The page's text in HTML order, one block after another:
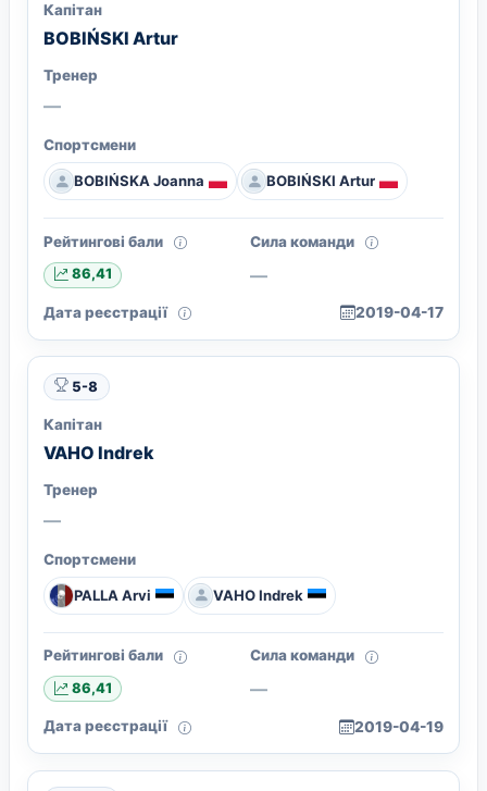
Капітан
BOBIŃSKI Artur
Тренер
—
Спортсмени
BOBIŃSKA Joanna BOBIŃSKI Artur
Рейтингові бали
86,41
Сила команди
—
Дата реєстрації 2019-04-17
5-8
Капітан
VAHO Indrek
Тренер
—
Спортсмени
PALLA Arvi VAHO Indrek
Рейтингові бали
86,41
Сила команди
—
Дата реєстрації 2019-04-19